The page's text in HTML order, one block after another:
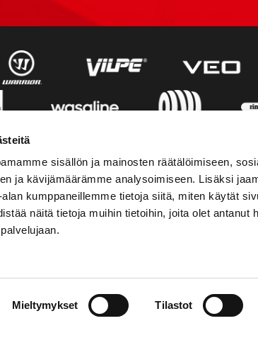
sisällön ja mainosten räätälöimiseen,
ja kävijämäärämme analysoimiseen. Lisäksi
kumppaneillemme tietoja siitä, miten käytät
näitä tietoja muihin tietoihin, joita olet antanut
Mieltymykset Tilastot
01 555 600
SOCIALA
facebook